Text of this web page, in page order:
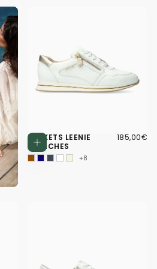
Choisissez
BASKETS LEENIE
BLANCHES
185,00€
PRIX
185,00€
+8